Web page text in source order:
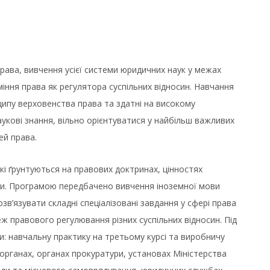
вивчення усієї системи юридичних наук у межах
права як регулятора суспільних відносин. Навчання
верховенства права та здатні на високому
знання, вільно орієнтуватися у найбільш важливих
права.
на правових доктринах, цінностях
Програмою передбачено вивчення іноземної мови
складні спеціалізовані завдання у сфері права
регулювання різних суспільних відносин. Під
навчальну практику на третьому курсі та виробничу
органах прокуратури, установах Міністерства